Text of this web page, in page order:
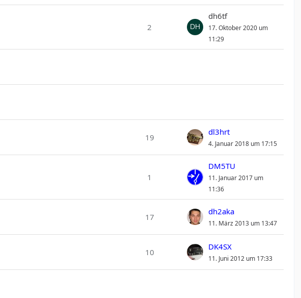
2
dh6tf
17. Oktober 2020 um
11:29
19
dl3hrt
4. Januar 2018 um 17:15
1
DM5TU
11. Januar 2017 um
11:36
17
dh2aka
11. März 2013 um 13:47
10
DK4SX
11. Juni 2012 um 17:33